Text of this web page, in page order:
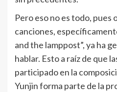
Pero eso no es todo, pues
canciones,
and the lamppost”, ya ha
hablar. Esto a raíz de que
participado en la
Yunjin forma parte de la